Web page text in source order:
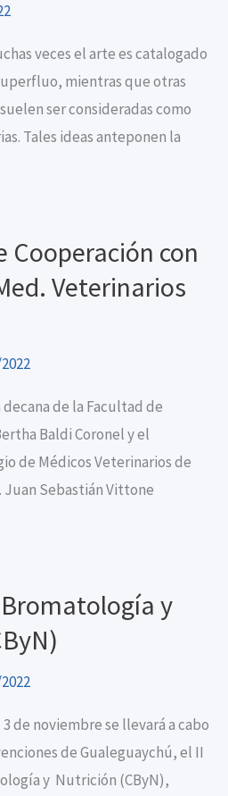
veces el arte es catalogado
mientras que otras
ser consideradas como
Tales ideas anteponen la
Cooperación con
Veterinarios
decana de la Facultad de
Baldi Coronel y el
de Médicos Veterinarios de
Juan Sebastián Vittone
y
3 de noviembre se llevará a cabo
de Gualeguaychú, el II
y Nutrición (CByN),